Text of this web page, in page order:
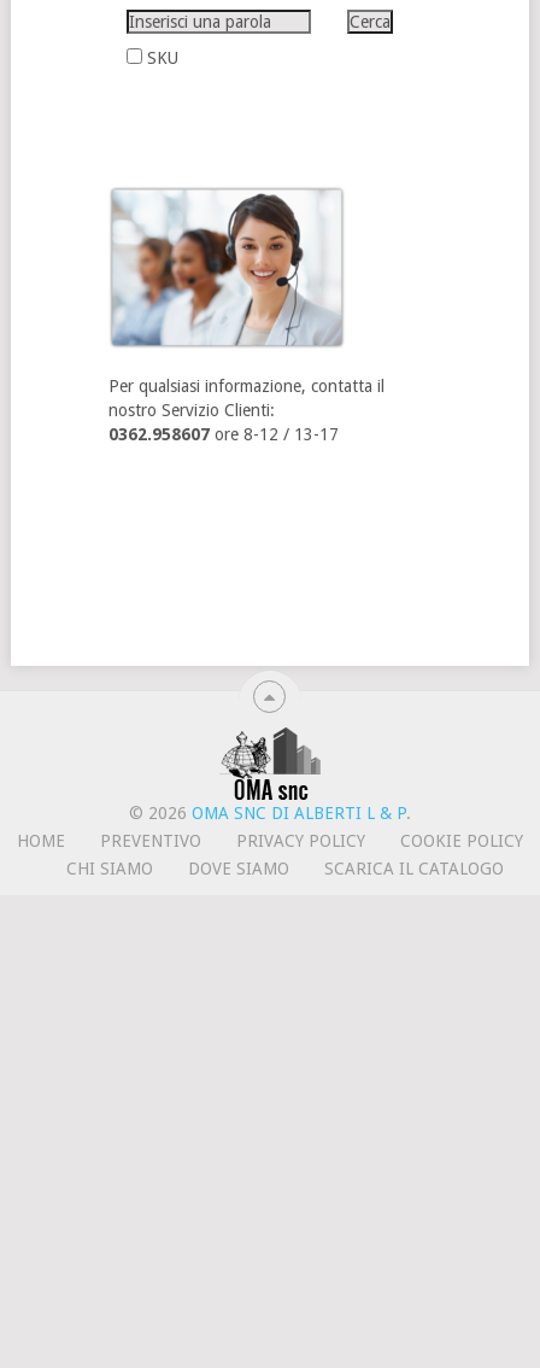
SKU
Per qualsiasi informazione, contatta il
nostro Servizio Clienti:
0362.958607ore 8-12 / 13-17
© 2026 OMA SNC DI ALBERTI L & P.
HOME
PREVENTIVO PRIVACY POLICY
COOKIE POLICY
CHI SIAMO
DOVE SIAMO SCARICA IL CATALOGO